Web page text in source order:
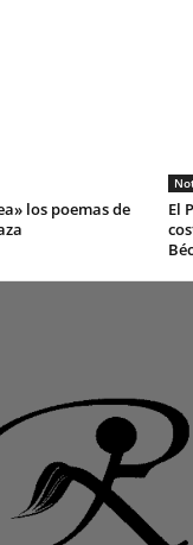
los poemas de
El